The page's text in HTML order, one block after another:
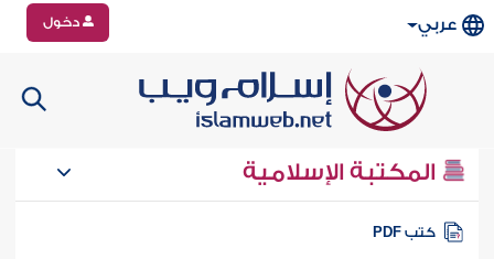
عربي دخول
المكتبة الإسلامية